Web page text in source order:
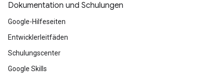
Dokumentation und Schulungen
Google-Hilfeseiten
Entwicklerleitfäden
Schulungscenter
Google Skills